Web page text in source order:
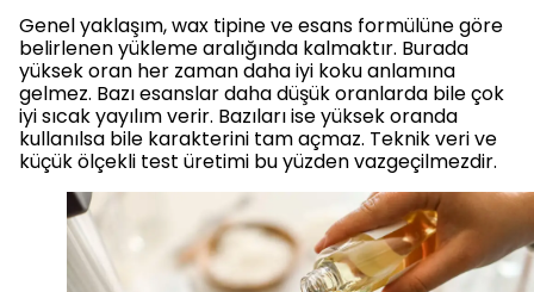
Genel yaklaşım, wax tipine ve esans formülüne göre
belirlenen yükleme aralığında kalmaktır. Burada
yüksek oran her zaman daha iyi koku anlamına
gelmez. Bazı esanslar daha düşük oranlarda bile çok
iyi sıcak yayılım verir. Bazıları ise yüksek oranda
kullanılsa bile karakterini tam açmaz. Teknik veri ve
küçük ölçekli test üretimi bu yüzden vazgeçilmezdir.